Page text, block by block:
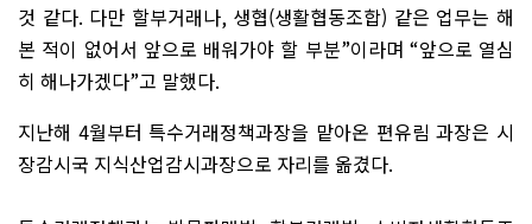
것 같다. 다만 할부거래나, 생협(생활협동조합) 같은 업무는 해
본 적이 없어서 앞으로 배워가야 할 부분”이라며 “앞으로 열심
히 해나가겠다”고 말했다.
지난해 4월부터 특수거래정책과장을 맡아온 편유림 과장은 시
장감시국 지식산업감시과장으로 자리를 옮겼다.